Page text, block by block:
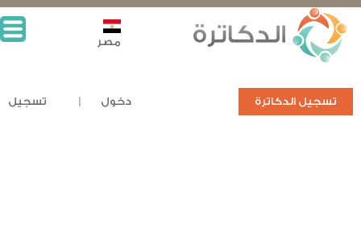
تسجيل الدكاترة دخول تسجيل
مصر